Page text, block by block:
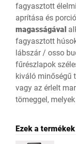
fagyasztott
aprítása és
magasságával
fagyasztott
lábszár / osso
fűrészlapok
kiváló minőségű
vagy az érlelt
tömeggel,
Ezek a